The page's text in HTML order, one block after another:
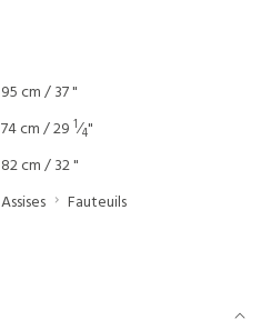
95 cm / 37 "
74 cm / 29 1⁄4"
82 cm / 32 "
Assises Fauteuils